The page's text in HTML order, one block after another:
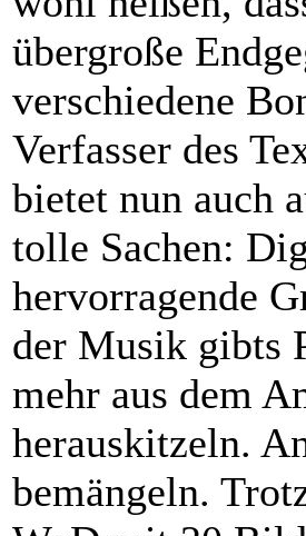
übergroße
verschiedene
Verfasser des
bietet nun auch
tolle Sachen:
hervorragende
der Musik gibts
mehr aus dem
herauskitzeln.
bemängeln.